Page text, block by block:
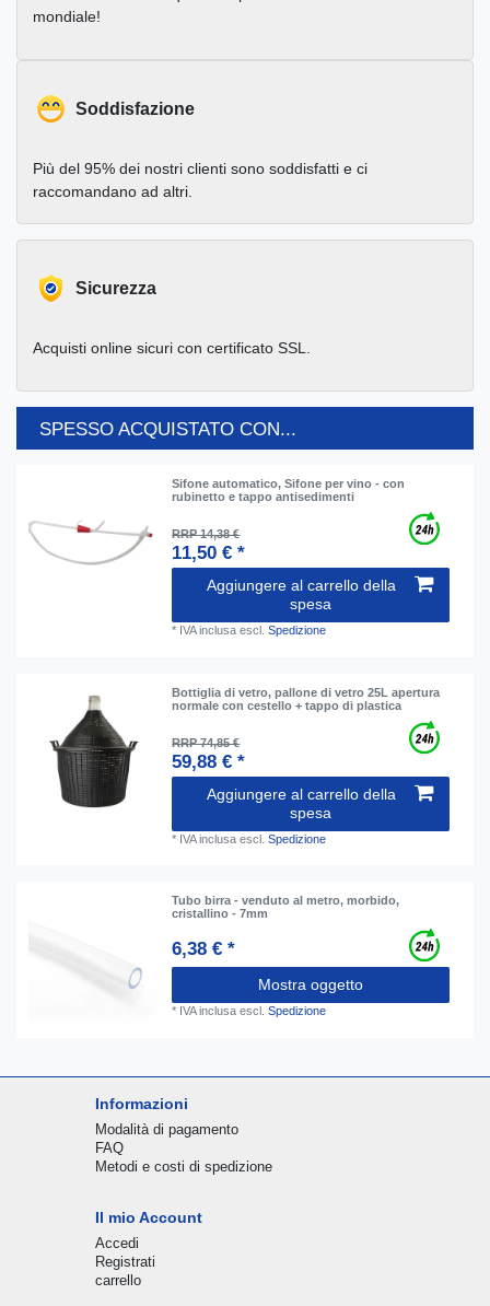
mondiale!
Soddisfazione
Più del 95% dei nostri clienti sono soddisfatti e ci
raccomandano ad altri.
Sicurezza
Acquisti online sicuri con certificato SSL.
SPESSO ACQUISTATO CON...
Sifone automatico, Sifone per vino - con
rubinetto e tappo antisedimenti
RRP 14,38 €
11,50 € *
Aggiungere al carrello della
spesa
* IVA inclusa escl.Spedizione
Bottiglia di vetro, pallone di vetro 25L apertura
normale con cestello + tappo di plastica
RRP 74,85 €
59,88 € *
Aggiungere al carrello della
spesa
* IVA inclusa escl.Spedizione
Tubo birra - venduto al metro, morbido,
cristallino - 7mm
6,38 € *
Mostra oggetto
* IVA inclusa escl.Spedizione
Informazioni
Modalità di pagamento
FAQ
Metodi e costi di spedizione
Il mio Account
Accedi
Registrati
carrello